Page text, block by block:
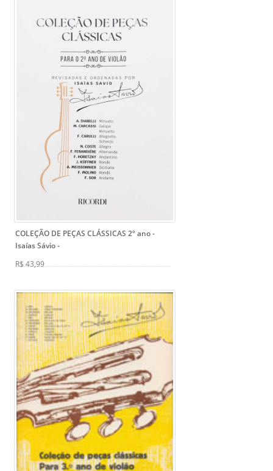
COLEÇÃO DE PEÇAS CLÁSSICAS 2º ano -
Isaías Sávio-
R$ 43,99